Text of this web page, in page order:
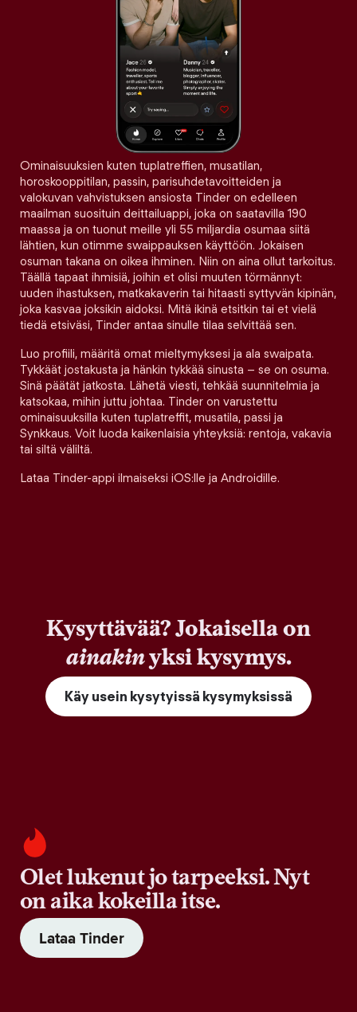
Ominaisuuksien kuten tuplatreffien, musatilan,
horoskooppitilan, passin, parisuhdetavoitteiden ja
valokuvan vahvistuksen ansiosta Tinder on edelleen
maailman suosituin deittailuappi, joka on saatavilla 190
maassa ja on tuonut meille yli 55 miljardia osumaa siitä
lähtien, kun otimme swaippauksen käyttöön. Jokaisen
osuman takana on oikea ihminen. Niin on aina ollut tarkoitus.
Täällä tapaat ihmisiä, joihin et olisi muuten törmännyt:
uuden ihastuksen, matkakaverin tai hitaasti syttyvän kipinän,
joka kasvaa joksikin aidoksi. Mitä ikinä etsitkin tai et vielä
tiedä etsiväsi, Tinder antaa sinulle tilaa selvittää sen.
Luo profiili, määritä omat mieltymyksesi ja ala swaipata.
Tykkäät jostakusta ja hänkin tykkää sinusta – se on osuma.
Sinä päätät jatkosta. Lähetä viesti, tehkää suunnitelmia ja
katsokaa, mihin juttu johtaa. Tinder on varustettu
ominaisuuksilla kuten tuplatreffit, musatila, passi ja
Synkkaus. Voit luoda kaikenlaisia yhteyksiä: rentoja, vakavia
tai siltä väliltä.
Lataa Tinder-appi ilmaiseksi iOS:lle ja Androidille.
Kysyttävää? Jokaisella on
ainakinyksi kysymys.
Käy usein kysytyissä kysymyksissä
Olet lukenut jo tarpeeksi. Nyt
on aika kokeilla itse.
Lataa Tinder